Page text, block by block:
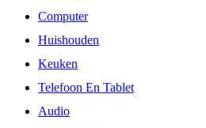
Computer
Huishouden
Keuken
Telefoon En Tablet
Audio